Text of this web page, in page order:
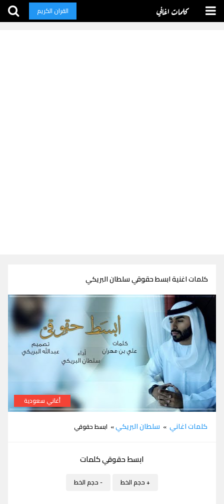
كلمات اغاني القران الكريم
كلمات اغنية ابسط حقوقي سلطان البريكي
أغاني سعودية
كلمات اغاني » سلطان البريكي» ابسط حقوقي
ابسط حقوقي كلمات
+ حجم الخط - حجم الخط